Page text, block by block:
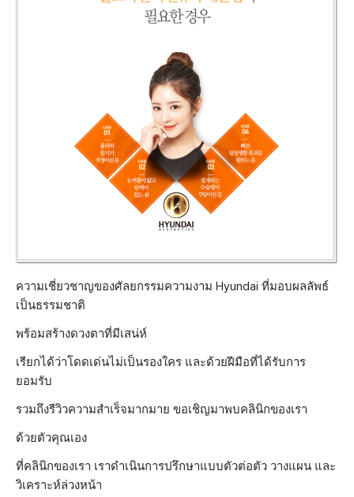
ความเชี่ยวชาญของศัลยกรรมความงาม Hyundai ที่มอบผลลัพธ์
เป็นธรรมชาติ
พร้อมสร้างดวงตาที่มีเสน่ห์
เรียกได้ว่าโดดเด่นไม่เป็นรองใคร และด้วยฝีมือที่ได้รับการ
ยอมรับ
รวมถึงรีวิวความสำเร็จมากมาย ขอเชิญมาพบคลินิกของเรา
ด้วยตัวคุณเอง
ที่คลินิกของเรา เราดำเนินการปรึกษาแบบตัวต่อตัว วางแผน และ
วิเคราะห์ล่วงหน้า